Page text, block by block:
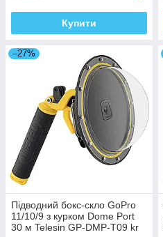
Купити
–27%
Підводний бокс-скло GoPro
11/10/9 з курком Dome Port
30 м Telesin GP-DMP-T09 kr